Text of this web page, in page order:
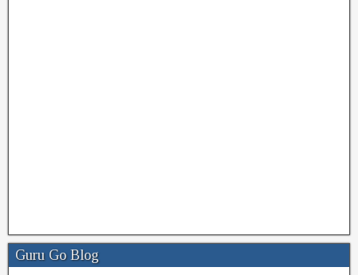
Guru Go Blog